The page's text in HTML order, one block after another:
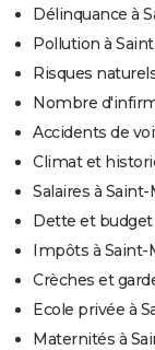
Délinquance à
Pollution à
Risques
Nombre
Accidents de
Climat et
Salaires à
Dette et
Impôts à Saint-
Crèches et
Ecole privée à
Maternités à